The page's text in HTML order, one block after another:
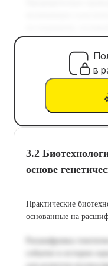
в
3.2
основе
Практические
основанные на